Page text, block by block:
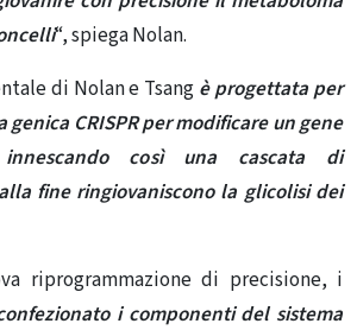
“, spiega Nolan.
di Nolan e Tsang è progettata per
CRISPR per modificare un gene
così una cascata di
fine ringiovaniscono la glicolisi dei
riprogrammazione di precisione, i
i componenti del sistema